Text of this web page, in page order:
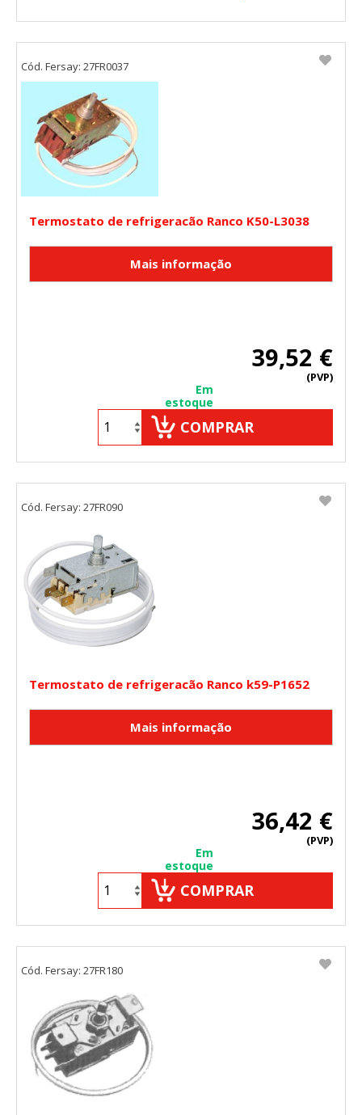
Termostato de refrigeracão Ranco K50-L3038
39,52 €
(PVP)
Em
estoque
COMPRAR
Cód. Fersay: 27FR0037
Termostato de refrigeracão Ranco k59-P1652
36,42 €
(PVP)
Em
estoque
COMPRAR
Cód. Fersay: 27FR090
Cód. Fersay: 27FR180